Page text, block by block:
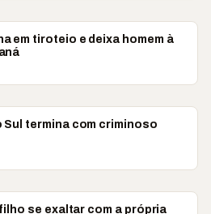
em tiroteio e deixa homem à
termina com criminoso
se exaltar com a própria